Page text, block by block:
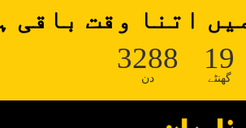
اتنا وقت باقی
3288
دن
19
گھنٹے